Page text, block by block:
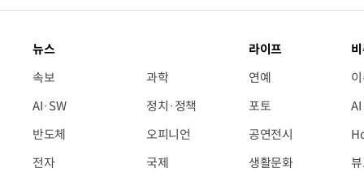
뉴스
속보
AI·SW
반도체
전자
과학
정치·정책
오피니언
국제
라이프
연예
포토
공연전시
생활문화